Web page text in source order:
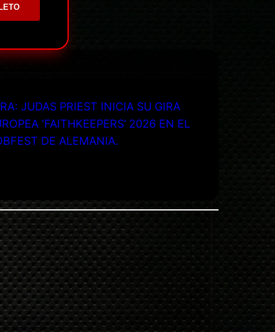
JUDAS PRIEST INICIA SU GIRA
‘FAITHKEEPERS’ 2026 EN EL
DE ALEMANIA.